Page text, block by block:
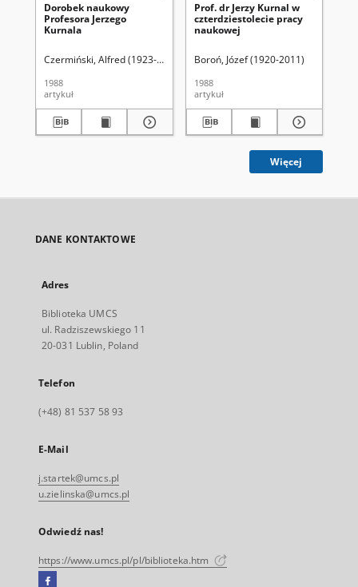
Dorobek naukowy
Profesora Jerzego
Kurnala
Czermiński, Alfred (1923-2011)
1988
artykuł
Prof. dr Jerzy Kurnal w
czterdziestolecie pracy
naukowej
Boroń, Józef (1920-2011)
1988
artykuł
Więcej
DANE KONTAKTOWE
Adres
Biblioteka UMCS
ul. Radziszewskiego 11
20-031 Lublin, Poland
Telefon
(+48) 81 537 58 93
E-Mail
j.startek@umcs.pl
u.zielinska@umcs.pl
Odwiedź nas!
https://www.umcs.pl/pl/biblioteka.htm
Facebook